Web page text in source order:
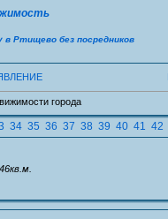
в Ртищево без посредников
города
34 35 36 37 38 39 40 41 42